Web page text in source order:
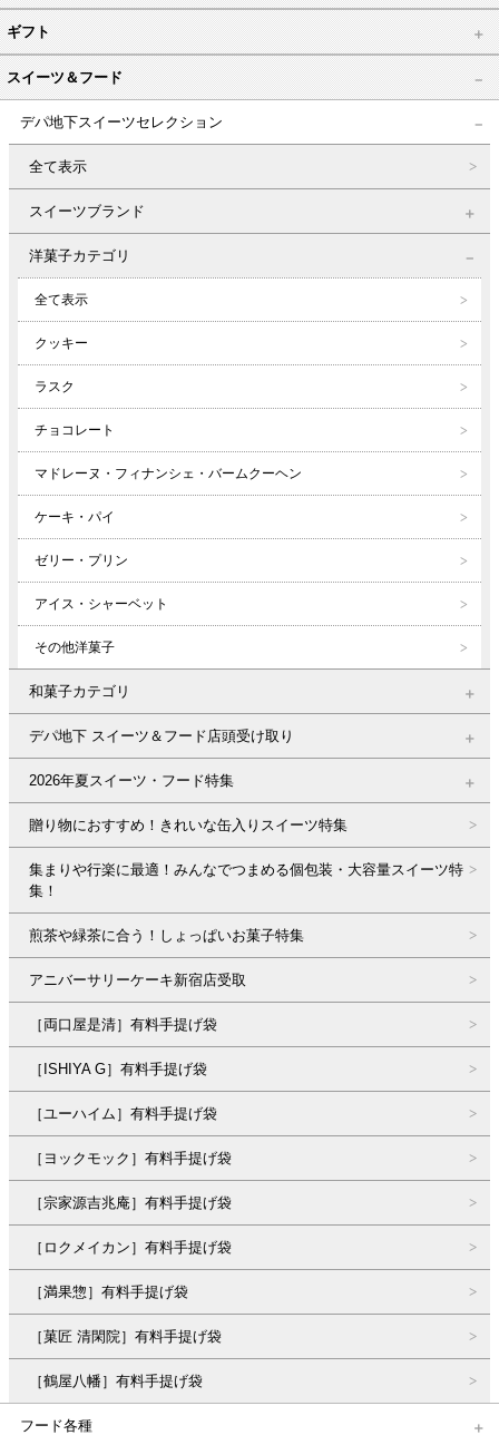
ギフト
スイーツ＆フード
デパ地下スイーツセレクション
全て表示
スイーツブランド
洋菓子カテゴリ
全て表示
クッキー
ラスク
チョコレート
マドレーヌ・フィナンシェ・バームクーヘン
ケーキ・パイ
ゼリー・プリン
アイス・シャーベット
その他洋菓子
和菓子カテゴリ
デパ地下 スイーツ＆フード店頭受け取り
2026年夏スイーツ・フード特集
贈り物におすすめ！きれいな缶入りスイーツ特集
集まりや行楽に最適！みんなでつまめる個包装・大容量スイーツ特
集！
煎茶や緑茶に合う！しょっぱいお菓子特集
アニバーサリーケーキ新宿店受取
［両口屋是清］有料手提げ袋
［ISHIYA G］有料手提げ袋
［ユーハイム］有料手提げ袋
［ヨックモック］有料手提げ袋
［宗家源吉兆庵］有料手提げ袋
［ロクメイカン］有料手提げ袋
［満果惣］有料手提げ袋
［菓匠 清閑院］有料手提げ袋
［鶴屋八幡］有料手提げ袋
フード各種